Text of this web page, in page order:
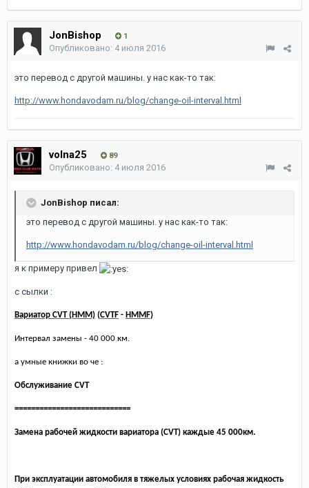
JonBishop 1
Опубликовано: 4 июля 2016
это перевод с другой машины. у нас как-то так:
http://www.hondavodam.ru/blog/change-oil-interval.html
volna25 89
Опубликовано: 4 июля 2016
JonBishop писал:
это перевод с другой машины. у нас как-то так:
http://www.hondavodam.ru/blog/change-oil-interval.html
я к примеру привел
с сылки :
Вариатор CVT (HMM) (CVTF - HMMF)
Интервал замены - 40 000 км.
а умные книжки во че :
Обслуживание СVT
============================
Замена рабочей жидкости вариатора (CVT) каждые 45 000км.
При эксплуатации автомобиля в тяжелых условиях рабочая жидкость